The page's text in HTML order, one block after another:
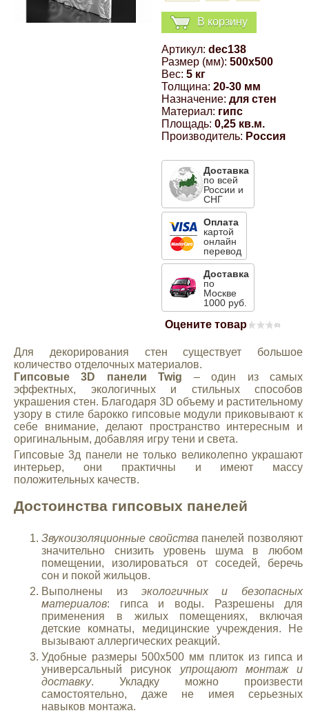
В корзину
Артикул: dec138
Размер (мм): 500x500
Вес: 5 кг
Толщина: 20-30 мм
Назначение: для стен
Материал: гипс
Площадь: 0,25 кв.м.
Производитель: Россия
Доставка
по всей
России и
СНГ
Оплата
картой
онлайн
перевод
Доставка
по
Москве
1000 руб.
Оцените товар (0)
Для декорирования стен существует большое
количество отделочных материалов.
Гипсовые 3D панели Twig – один из самых
эффектных, экологичных и стильных способов
украшения стен. Благодаря 3D объему и растительному
узору в стиле барокко гипсовые модули приковывают к
себе внимание, делают пространство интересным и
оригинальным, добавляя игру тени и света.
Гипсовые 3д панели не только великолепно украшают
интерьер, они практичны и имеют массу
положительных качеств.
Достоинства гипсовых панелей
Звукоизоляционные свойства панелей позволяют
значительно снизить уровень шума в любом
помещении, изолироваться от соседей, беречь
сон и покой жильцов.
Выполнены из экологичных и безопасных
материалов: гипса и воды. Разрешены для
применения в жилых помещениях, включая
детские комнаты, медицинские учреждения. Не
вызывают аллергических реакций.
Удобные размеры 500х500 мм плиток из гипса и
универсальный рисунок упрощают монтаж и
доставку. Укладку можно произвести
самостоятельно, даже не имея серьезных
навыков монтажа.
Компрессионные фитинги Poliext
Honda
Opel
Renault
Suzuki
Toyota
Дополнительные товары
Эмали универсальные акриловые
Магнитные панели на холодильник